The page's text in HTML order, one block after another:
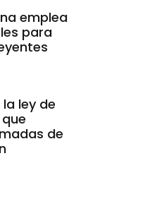
emplea
para
ley de
de